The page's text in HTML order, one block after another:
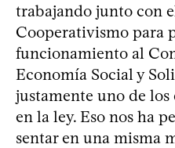
trabajando junto con
Cooperativismo para
funcionamiento al
Economía Social y
justamente uno de los
en la ley. Eso nos ha
sentar en una misma